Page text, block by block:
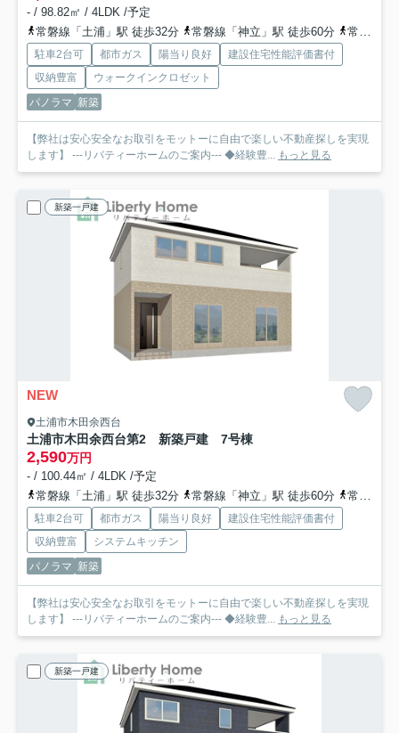
- / 98.82㎡ / 4LDK /予定
常磐線「土浦」駅 徒歩32分
常磐線「神立」駅 徒歩60分 常磐線「荒川沖」駅 徒歩99分
駐車2台可 都市ガス 陽当り良好
建設住宅性能評価書付
収納豊富
ウォークインクロゼット
パノラマ 新築
【弊社は安心安全なお取引をモットーに自由で楽しい不動産探しを実現
します】 ---リバティーホームのご案内--- ◆経験豊... もっと見る
新築一戸建
NEW
土浦市木田余西台
土浦市木田余西台第2 新築戸建 7号棟
2,590万円
- / 100.44㎡ / 4LDK /予定
常磐線「土浦」駅 徒歩32分
常磐線「神立」駅 徒歩60分 常磐線「荒川沖」駅 徒歩99分
駐車2台可 都市ガス 陽当り良好
建設住宅性能評価書付
収納豊富
システムキッチン
パノラマ 新築
【弊社は安心安全なお取引をモットーに自由で楽しい不動産探しを実現
します】 ---リバティーホームのご案内--- ◆経験豊... もっと見る
新築一戸建